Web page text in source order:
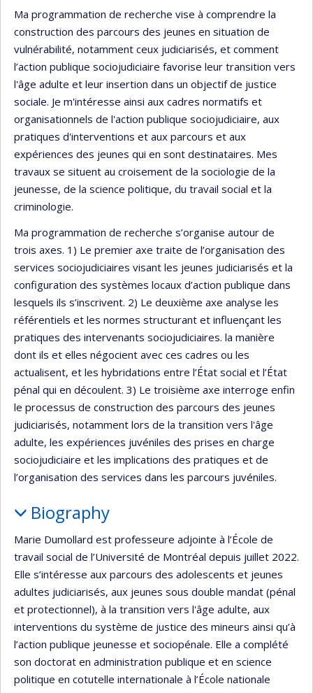
Ma programmation de recherche vise à comprendre la
construction des parcours des jeunes en situation de
vulnérabilité, notamment ceux judiciarisés, et comment
l’action publique sociojudiciaire favorise leur transition vers
l'âge adulte et leur insertion dans un objectif de justice
sociale. Je m'intéresse ainsi aux cadres normatifs et
organisationnels de l'action publique sociojudiciaire, aux
pratiques d'interventions et aux parcours et aux
expériences des jeunes qui en sont destinataires. Mes
travaux se situent au croisement de la sociologie de la
jeunesse, de la science politique, du travail social et la
criminologie.
Ma programmation de recherche s’organise autour de
trois axes. 1) Le premier axe traite de l’organisation des
services sociojudiciaires visant les jeunes judiciarisés et la
configuration des systèmes locaux d’action publique dans
lesquels ils s’inscrivent. 2) Le deuxième axe analyse les
référentiels et les normes structurant et influençant les
pratiques des intervenants sociojudiciaires. la manière
dont ils et elles négocient avec ces cadres ou les
actualisent, et les hybridations entre l’État social et l’État
pénal qui en découlent. 3) Le troisième axe interroge enfin
le processus de construction des parcours des jeunes
judiciarisés, notamment lors de la transition vers l'âge
adulte, les expériences juvéniles des prises en charge
sociojudiciaire et les implications des pratiques et de
l’organisation des services dans les parcours juvéniles.
Biography
Marie Dumollard est professeure adjointe à l’École de
travail social de l’Université de Montréal depuis juillet 2022.
Elle s’intéresse aux parcours des adolescents et jeunes
adultes judiciarisés, aux jeunes sous double mandat (pénal
et protectionnel), à la transition vers l'âge adulte, aux
interventions du système de justice des mineurs ainsi qu’à
l’action publique jeunesse et sociopénale. Elle a complété
son doctorat en administration publique et en science
politique en cotutelle internationale à l’École nationale